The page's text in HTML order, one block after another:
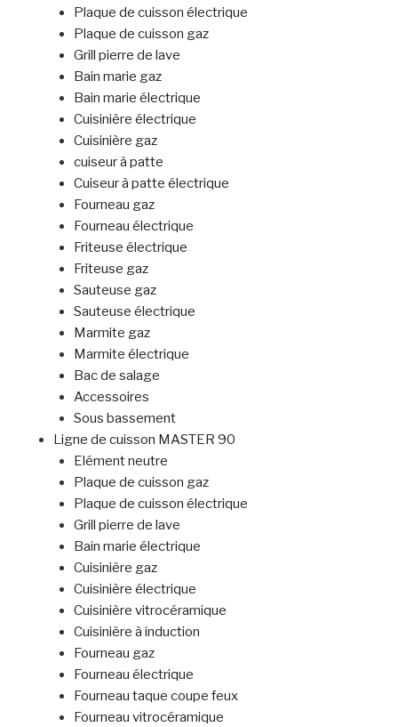
Plaque de cuisson électrique
Plaque de cuisson gaz
Grill pierre de lave
Bain marie gaz
Bain marie électrique
Cuisinière électrique
Cuisinière gaz
cuiseur à patte
Cuiseur à patte électrique
Fourneau gaz
Fourneau électrique
Friteuse électrique
Friteuse gaz
Sauteuse gaz
Sauteuse électrique
Marmite gaz
Marmite électrique
Bac de salage
Accessoires
Sous bassement
Ligne de cuisson MASTER 90
Elément neutre
Plaque de cuisson gaz
Plaque de cuisson électrique
Grill pierre de lave
Bain marie électrique
Cuisinière gaz
Cuisinière électrique
Cuisinière vitrocéramique
Cuisinière à induction
Fourneau gaz
Fourneau électrique
Fourneau taque coupe feux
Fourneau vitrocéramique